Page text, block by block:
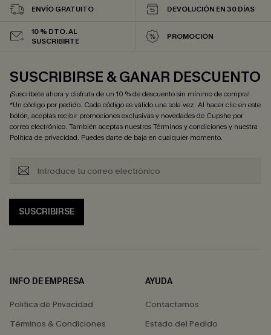
ENVÍO GRATUITO DEVOLUCIÓN EN 30 DÍAS
10 % DTO. AL
SUSCRIBIRTE
PROMOCIÓN
SUSCRIBIRSE & GANAR DESCUENTO
¡Suscríbete ahora y disfruta de un 10 % de descuento sin mínimo de compra!
*Un código por pedido. Cada código es válido una sola vez. Al hacer clic en este
botón, aceptas recibir promociones exclusivas y novedades de Cupshe por
correo electrónico. También aceptas nuestrosTérminos y condicionesy nuestra
Política de privacidad. Puedes darte de baja en cualquier momento.
SUSCRIBIRSE
INFO DE EMPRESA
Política de Privacidad
Términos & Condiciones
AYUDA
Contactarnos
Estado del Pedido